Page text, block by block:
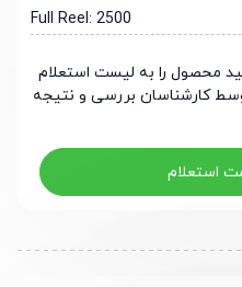
Full Reel: 2500
محصول را به لیست استعلام
کارشناسان بررسی و نتیجه
استعلام